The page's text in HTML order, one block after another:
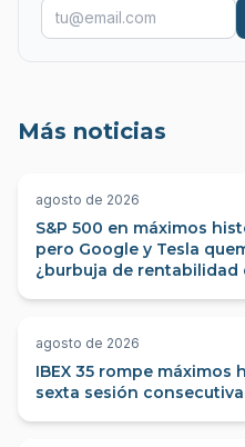
Más noticias
agosto de 2026
S&P 500 en máximos
pero Google y Tesla
¿burbuja de
agosto de 2026
IBEX 35 rompe
sexta sesión